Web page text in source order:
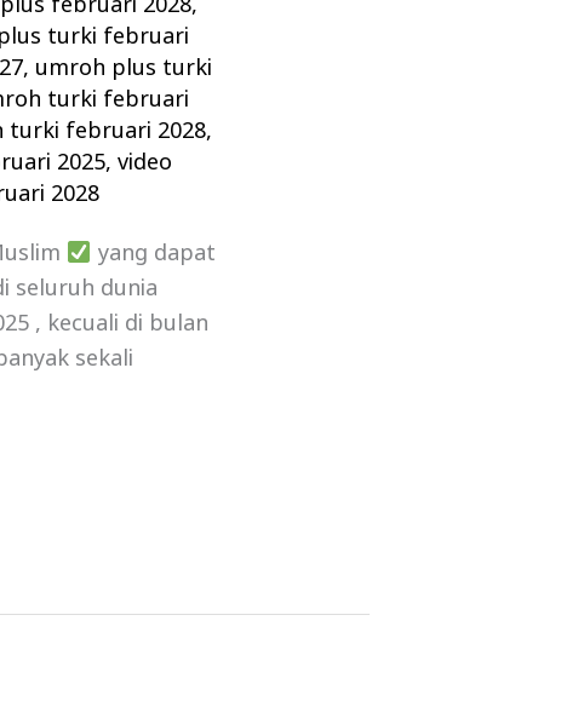
februari 2028,
turki februari
, umroh plus turki
turki februari
turki februari 2028,
2025,video
2028
yang dapat
seluruh dunia
, kecuali di bulan
sekali